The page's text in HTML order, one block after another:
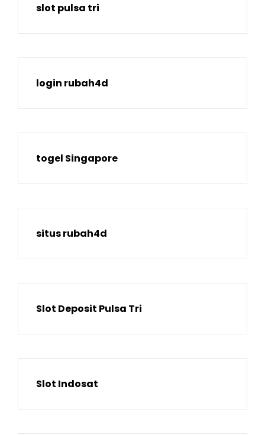
slot pulsa tri
login rubah4d
togel Singapore
situs rubah4d
Slot Deposit Pulsa Tri
Slot Indosat